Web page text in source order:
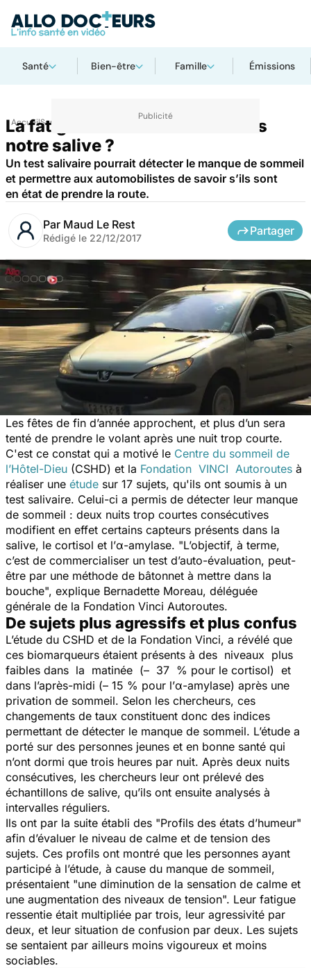
Santé Bien-être Famille Émissions
AccueilSanté
La fatigue bientôt détectée dans
notre salive ?
Un test salivaire pourrait détecter le manque de sommeil
et permettre aux automobilistes de savoir s’ils sont
en état de prendre la route.
Par Maud Le Rest
Rédigé le 22/12/2017
Partager
Les fêtes de fin d’année approchent, et plus d’un sera
tenté de prendre le volant après une nuit trop courte.
C'est ce constat qui a motivé le Centre du sommeil de
l’Hôtel-Dieu (CSHD) et la Fondation VINCI Autoroutes à
réaliser une étude sur 17 sujets, qu'ils ont soumis à un
test salivaire. Celui-ci a permis de détecter leur manque
de sommeil : deux nuits trop courtes consécutives
modifient en effet certains capteurs présents dans la
salive, le cortisol et l’α-amylase. "L’objectif, à terme,
c’est de commercialiser un test d’auto-évaluation, peut-
être par une méthode de bâtonnet à mettre dans la
bouche", explique Bernadette Moreau, déléguée
générale de la Fondation Vinci Autoroutes.
De sujets plus agressifs et plus confus
L’étude du CSHD et de la Fondation Vinci, a révélé que
ces biomarqueurs étaient présents à des niveaux plus
faibles dans la matinée (– 37 % pour le cortisol) et
dans l’après-midi (– 15 % pour l’α-amylase) après une
privation de sommeil. Selon les chercheurs, ces
changements de taux constituent donc des indices
permettant de détecter le manque de sommeil. L’étude a
porté sur des personnes jeunes et en bonne santé qui
n’ont dormi que trois heures par nuit. Après deux nuits
consécutives, les chercheurs leur ont prélevé des
échantillons de salive, qu’ils ont ensuite analysés à
intervalles réguliers.
Ils ont par la suite établi des "Profils des états d’humeur"
afin d’évaluer le niveau de calme et de tension des
sujets. Ces profils ont montré que les personnes ayant
participé à l’étude, à cause du manque de sommeil,
présentaient "une diminution de la sensation de calme et
une augmentation des niveaux de tension". Leur fatigue
ressentie était multipliée par trois, leur agressivité par
deux, et leur situation de confusion par deux. Les sujets
se sentaient par ailleurs moins vigoureux et moins
sociables.